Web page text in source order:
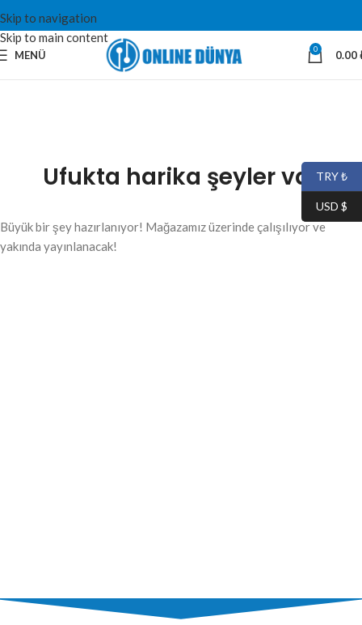
Skip to navigation
Skip to main content
MENÜ 0 0.00
Ufukta harika şeyler var
Büyük bir şey hazırlanıyor! Mağazamız üzerinde çalışılıyor ve
yakında yayınlanacak!
TRY ₺
USD $